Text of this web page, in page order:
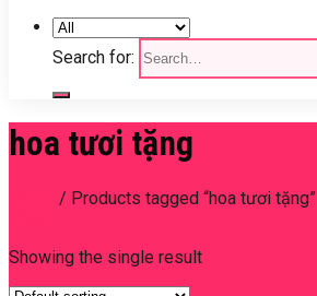
Search for:
hoa tươi tặng
/ Products tagged “hoa tươi tặng”
Showing the single result